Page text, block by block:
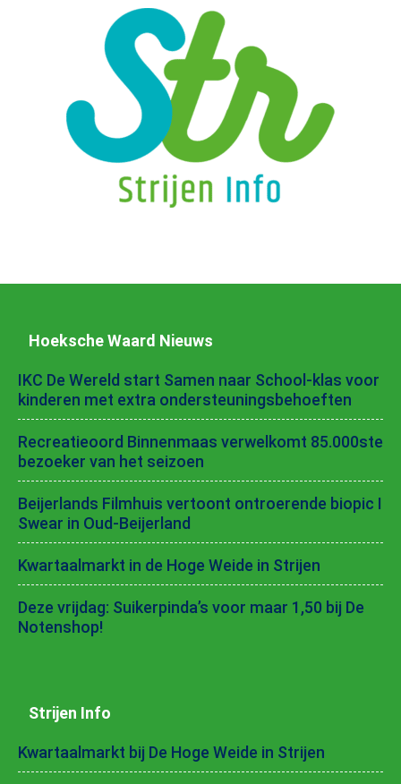
Hoeksche Waard Nieuws
IKC De Wereld start Samen naar School-klas voor
kinderen met extra ondersteuningsbehoeften
Recreatieoord Binnenmaas verwelkomt 85.000ste
bezoeker van het seizoen
Beijerlands Filmhuis vertoont ontroerende biopic I
Swear in Oud-Beijerland
Kwartaalmarkt in de Hoge Weide in Strijen
Deze vrijdag: Suikerpinda’s voor maar 1,50 bij De
Notenshop!
Strijen Info
Kwartaalmarkt bij De Hoge Weide in Strijen